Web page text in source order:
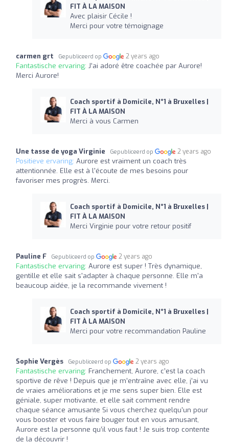
FIT À LA MAISON
Avec plaisir Cécile !
Merci pour votre témoignage
carmen grt Gepubliceerd op 2 years ago
Fantastische ervaring: J’ai adoré être coachée par Aurore!
Merci Aurore!
Coach sportif à Domicile, N°1 à Bruxelles |
FIT À LA MAISON
Merci à vous Carmen
Une tasse de yoga Virginie Gepubliceerd op 2 years ago
Positieve ervaring: Aurore est vraiment un coach très
attentionnée. Elle est à l'écoute de mes besoins pour
favoriser mes progrès. Merci.
Coach sportif à Domicile, N°1 à Bruxelles |
FIT À LA MAISON
Merci Virginie pour votre retour positif
Pauline F Gepubliceerd op 2 years ago
Fantastische ervaring: Aurore est super ! Très dynamique,
gentille et elle sait s'adapter à chaque personne. Elle m'a
beaucoup aidée, je la recommande vivement !
Coach sportif à Domicile, N°1 à Bruxelles |
FIT À LA MAISON
Merci pour votre recommandation Pauline
Sophie Vergès Gepubliceerd op 2 years ago
Fantastische ervaring: Franchement, Aurore, c’est la coach
sportive de rêve ! Depuis que je m’entraîne avec elle, j’ai vu
de vraies améliorations et je me sens super bien. Elle est
géniale, super motivante, et elle sait comment rendre
chaque séance amusante Si vous cherchez quelqu’un pour
vous booster et vous faire bouger tout en vous amusant,
Aurore est la personne qu’il vous faut ! Je suis trop contente
de la découvrir !